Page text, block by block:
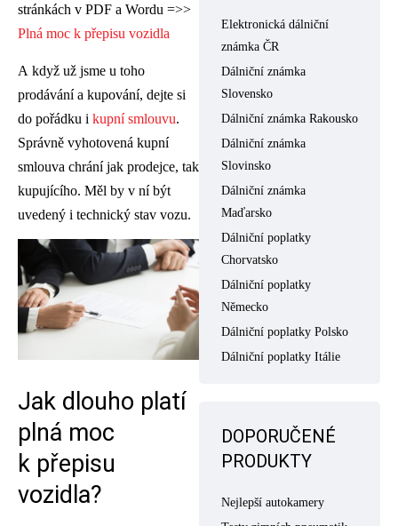
stránkách v PDF a Wordu =>>
Plná moc k přepisu vozidla
A když už jsme u toho
prodávání a kupování, dejte si
do pořádku i kupní smlouvu.
Správně vyhotovená kupní
smlouva chrání jak prodejce, tak
kupujícího. Měl by v ní být
uvedený i technický stav vozu.
Jak dlouho platí
plná moc
k přepisu
vozidla?
Elektronická dálniční
známka ČR
Dálniční známka
Slovensko
Dálniční známka Rakousko
Dálniční známka
Slovinsko
Dálniční známka
Maďarsko
Dálniční poplatky
Chorvatsko
Dálniční poplatky
Německo
Dálniční poplatky Polsko
Dálniční poplatky Itálie
DOPORUČENÉ
PRODUKTY
Nejlepší autokamery